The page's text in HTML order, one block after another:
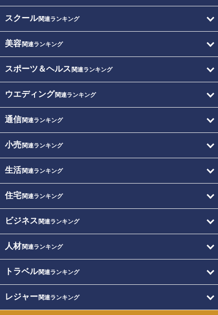
スクール関連ランキング
美容関連ランキング
スポーツ＆ヘルス 関連ランキング
ウエディング関連ランキング
通信関連ランキング
小売関連ランキング
生活関連ランキング
住宅関連ランキング
ビジネス 関連ランキング
人材関連ランキング
トラベル関連ランキング
レジャー関連ランキング